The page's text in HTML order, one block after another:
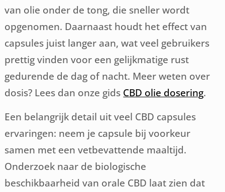
van olie onder de tong, die sneller wordt
opgenomen. Daarnaast houdt het effect van
capsules juist langer aan, wat veel gebruikers
prettig vinden voor een gelijkmatige rust
gedurende de dag of nacht. Meer weten over
dosis? Lees dan onze gids CBD olie dosering.
Een belangrijk detail uit veel CBD capsules
ervaringen: neem je capsule bij voorkeur
samen met een vetbevattende maaltijd.
Onderzoek naar de biologische
beschikbaarheid van orale CBD laat zien dat